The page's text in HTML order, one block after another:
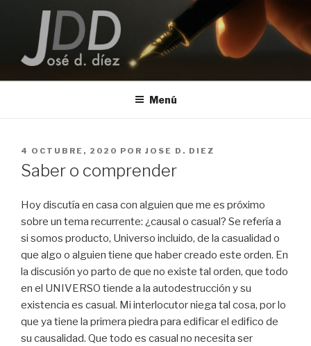
contenido
JOSE D. DIEZ
Menú
PUBLICADO
EL
4 OCTUBRE, 2020 POR JOSE D. DIEZ
Saber o comprender
Hoy discutía en casa con alguien que me es próximo
sobre un tema recurrente: ¿causal o casual? Se refería a
si somos producto, Universo incluido, de la casualidad o
que algo o alguien tiene que haber creado este orden. En
la discusión yo parto de que no existe tal orden, que todo
en el UNIVERSO tiende a la autodestrucción y su
existencia es casual. Mi interlocutor niega tal cosa, por lo
que ya tiene la primera piedra para edificar el edifico de
su causalidad. Que todo es casual no necesita ser